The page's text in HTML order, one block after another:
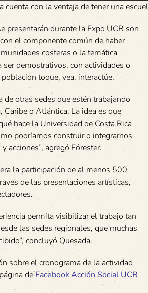
cuenta con la ventaja de tener una
presentarán durante la Expo UCR son
el componente común de haber
costeras o la temática
ser demostrativos, con actividades o
toque, vea, interactúe.
de otras sedes que estén trabajando
Caribe o Atlántica. La idea es que
hace la Universidad de Costa Rica
podríamos construir o integrarnos
acciones”, agregó Fórester.
la participación de al menos 500
de las presentaciones artísticas,
permita visibilizar el trabajo tan
las sedes regionales, que muchas
concluyó Quesada.
sobre el cronograma de la actividad
deFacebook Acción Social UCR